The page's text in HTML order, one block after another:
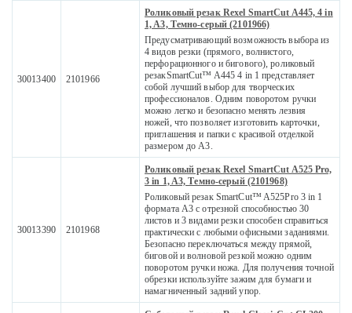
30013400 2101966
Роликовый резак Rexel SmartCut A445, 4 in
1, A3, Темно-серый (2101966)
Предусматривающий возможность выбора из
4 видов резки (прямого, волнистого,
перфорационного и бигового), роликовый
резакSmartCut™ A445 4 in 1 представляет
собой лучший выбор для творческих
профессионалов. Одним поворотом ручки
можно легко и безопасно менять лезвия
ножей, что позволяет изготовить карточки,
приглашения и папки с красивой отделкой
размером до А3.
30013390 2101968
Роликовый резак Rexel SmartCut A525 Pro,
3 in 1, A3, Темно-серый (2101968)
Роликовый резак SmartCut™ A525Pro 3 in 1
формата А3 с отрезной способностью 30
листов и 3 видами резки способен справиться
практически с любыми офисными заданиями.
Безопасно переключаться между прямой,
биговой и волновой резкой можно одним
поворотом ручки ножа. Для получения точной
обрезки используйте зажим для бумаги и
намагниченный задний упор.